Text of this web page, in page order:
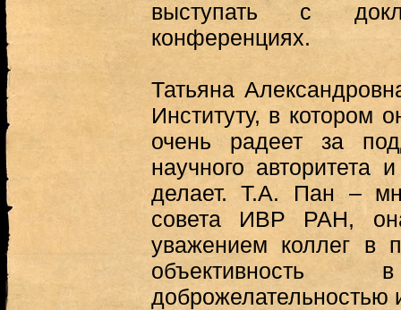
выступать с
конференциях.
Татьяна
Институту, в котором
очень радеет за
научного авторитета
делает. Т.А. Пан –
совета ИВР РАН,
уважением коллег в